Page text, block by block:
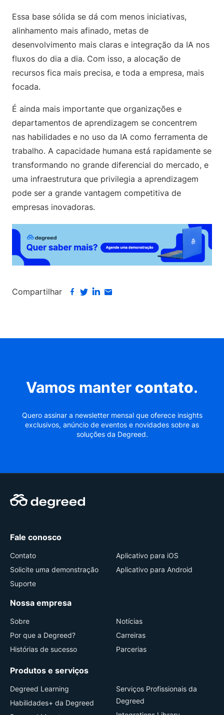
Essa base sólida se dá com menos iniciativas,
alinhamento mais afinado, metas de
desenvolvimento mais claras e integração da IA nos
fluxos do dia a dia. Com isso, a alocação de
recursos fica mais precisa, e toda a empresa, mais
focada.
É ainda mais importante que organizações e
departamentos de aprendizagem se concentrem
nas habilidades e no uso da IA como ferramenta de
trabalho. A capacidade humana está rapidamente se
transformando no grande diferencial do mercado, e
uma infraestrutura que privilegia a aprendizagem
pode ser a grande vantagem competitiva de
empresas inovadoras.
Compartilhar
Vamos manter contato.
Quero assinar a newsletter mensal que oferece insights
exclusivos, anúncio de eventos e novidades sobre as
soluções da Degreed.
Fale conosco
Contato
Solicite uma demonstração
Suporte
Aplicativo para iOS
Aplicativo para Android
Nossa empresa
Sobre
Por que a Degreed?
Histórias de sucesso
Notícias
Carreiras
Parcerias
Produtos e serviços
Degreed Learning
Habilidades+ da Degreed
Serviços Profissionais da
Degreed